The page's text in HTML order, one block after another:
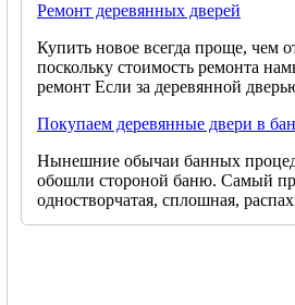
Ремонт деревянных дверей
Купить новое всегда проще, чем
поскольку стоимость ремонта
ремонт Если за деревянной
Покупаем деревянные двери в
Нынешние обычаи банных
обошли стороной баню. Самый
одностворчатая, сплошная,